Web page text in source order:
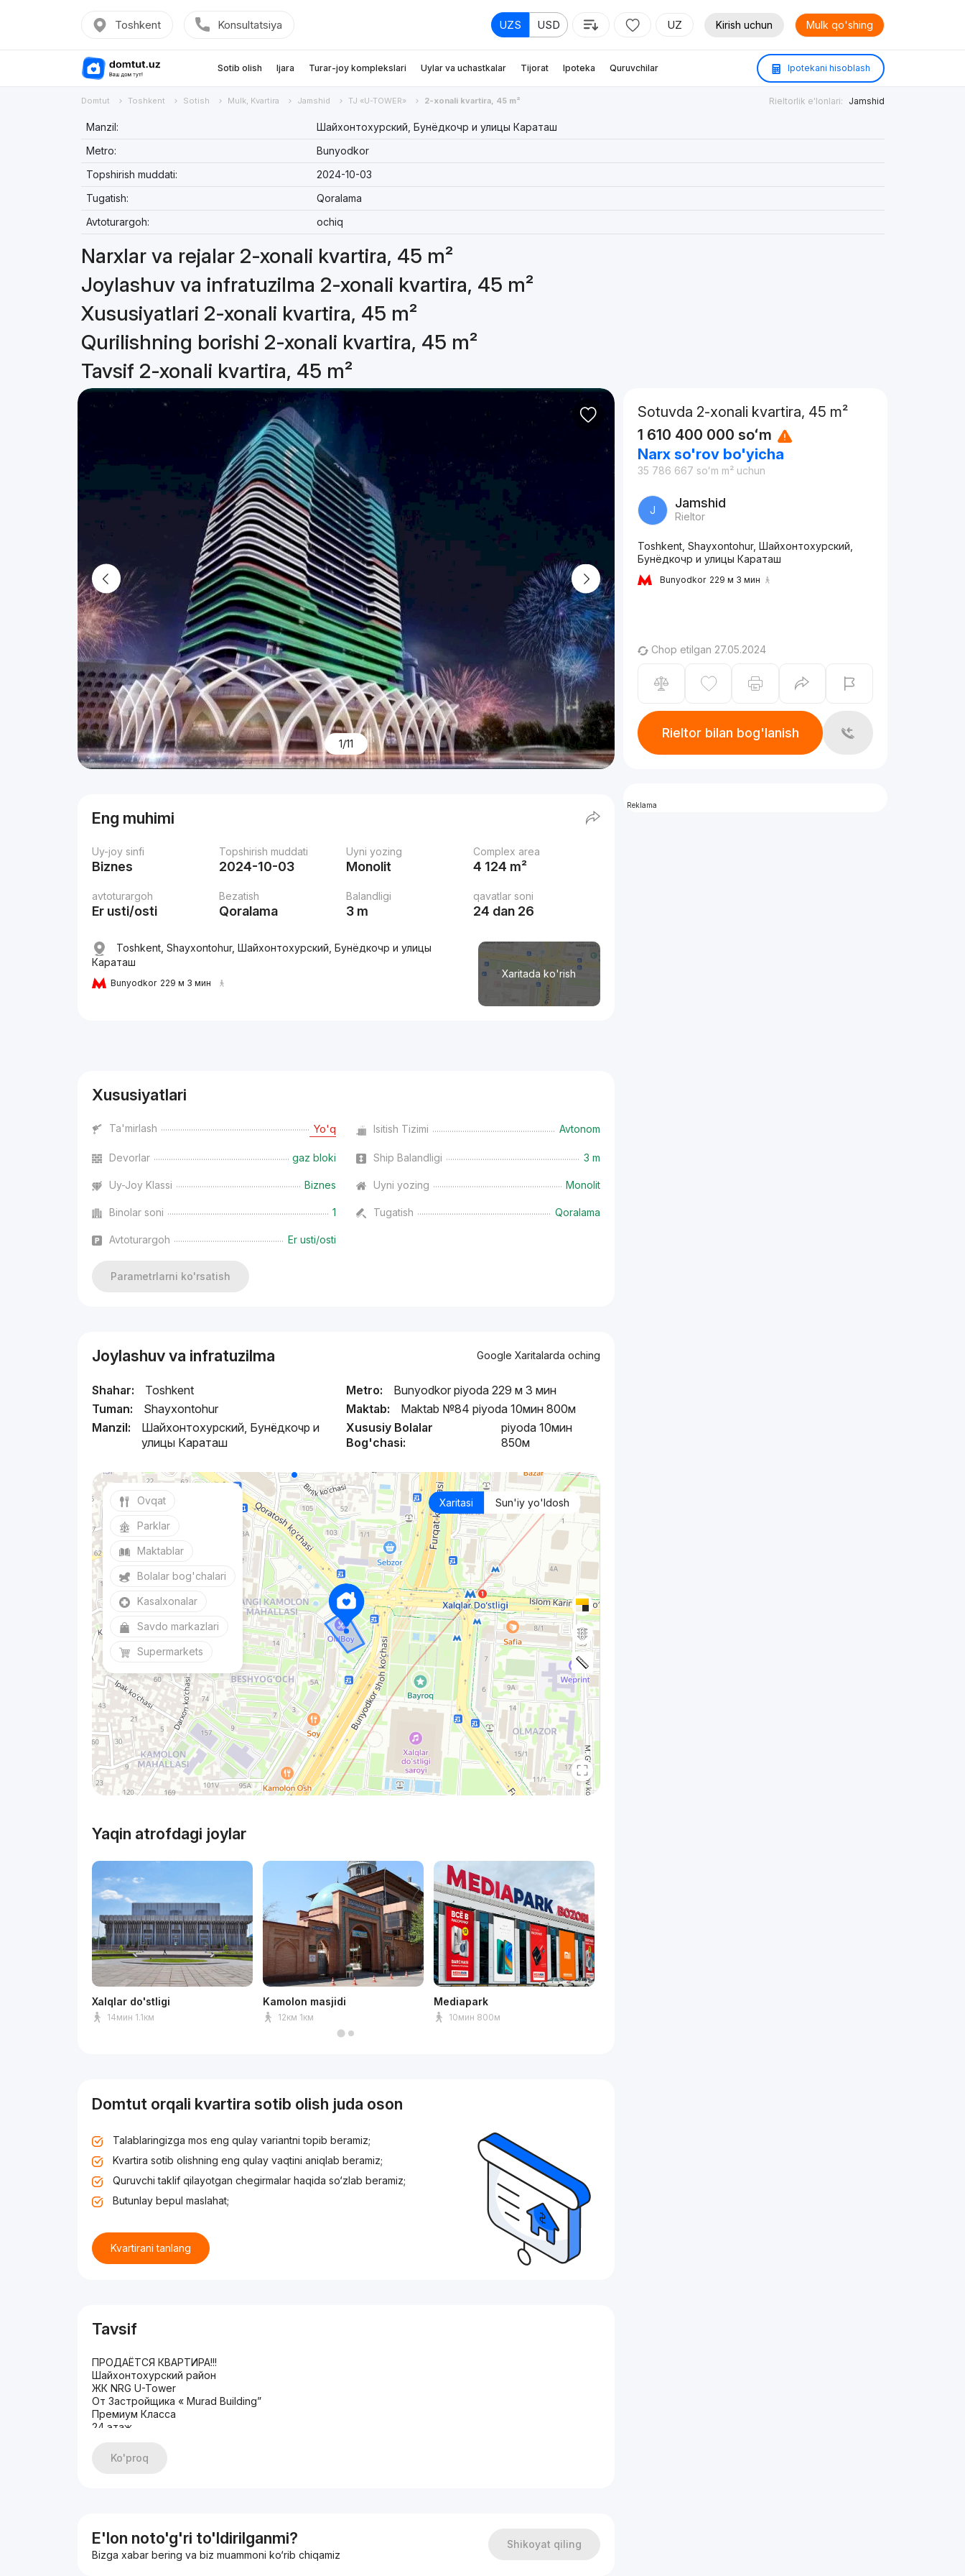
Toshkent Konsultatsiya UZS USD UZ Kirish uchun Mulk qo'shing
Sotib olish Ijara Turar-joy komplekslari Uylar va uchastkalar Tijorat Ipoteka Quruvchilar Ipotekani hisoblash
Domtut Toshkent Sotish Mulk, Kvartira Jamshid TJ «U-TOWER» 2-xonali kvartira, 45 m² Rieltorlik e'lonlari: Jamshid
Manzil:
Шайхонтохурский, Бунёдкочр и улицы Караташ
Metro:
Bunyodkor
Topshirish muddati:
2024-10-03
Tugatish:
Qoralama
Avtoturargoh:
ochiq
Narxlar va rejalar 2-xonali kvartira, 45 m²
Joylashuv va infratuzilma 2-xonali kvartira, 45 m²
Xususiyatlari 2-xonali kvartira, 45 m²
Qurilishning borishi 2-xonali kvartira, 45 m²
Tavsif 2-xonali kvartira, 45 m²
1/11
Eng muhimi
Uy-joy sinfi
Biznes
Topshirish muddati
2024-10-03
Uyni yozing
Monolit
Complex area
4 124 m²
avtoturargoh
Er usti/osti
Bezatish
Qoralama
Balandligi
3 m
qavatlar soni
24 dan 26
Xaritada ko'rish
Toshkent, Shayxontohur, Шайхонтохурский, Бунёдкочр и улицы
Караташ
Bunyodkor 229 м 3 мин
Xususiyatlari
Ta'mirlash Yo'q Isitish Tizimi Avtonom
Devorlar gaz bloki Ship Balandligi 3 m
Uy-Joy Klassi Biznes Uyni yozing Monolit
Binolar soni 1 Tugatish Qoralama
Avtoturargoh Er usti/osti
Parametrlarni ko'rsatish
Joylashuv va infratuzilma Google Xaritalarda oching
Shahar:
Toshkent
Tuman:
Shayxontohur
Manzil:
Шайхонтохурский, Бунёдкочр и
улицы Караташ
Metro:
Bunyodkor piyoda 229 м 3 мин
Maktab:
Maktab №84 piyoda 10мин 800м
Xususiy Bolalar
Bog'chasi:
piyoda 10мин
850м
Xaritasi Sun'iy yo'ldosh
Ovqat
Parklar
Maktablar
Bolalar bog'chalari
Kasalxonalar
Savdo markazlari
Supermarkets
Yaqin atrofdagi joylar
Xalqlar do'stligi
14мин 1.1км
Kamolon masjidi
12км 1км
Mediapark
10мин 800м
Domtut orqali kvartira sotib olish juda oson
Talablaringizga mos eng qulay variantni topib beramiz;
Kvartira sotib olishning eng qulay vaqtini aniqlab beramiz;
Quruvchi taklif qilayotgan chegirmalar haqida so‘zlab beramiz;
Butunlay bepul maslahat;
Kvartirani tanlang
Tavsif
ПРОДАЁТСЯ КВАРТИРА!!!
Шайхонтохурский район
ЖК NRG U-Tower
От Застройщика « Murad Building”
Премиум Класса
24 этаж
Общая площадь: 45 квадратов
Состояние: Коробка
Благодарим за понимание.
realestate_Jamshid
Ko'proq
E'lon noto'g'ri to'ldirilganmi?
Bizga xabar bering va biz muammoni ko‘rib chiqamiz
Shikoyat qiling
Sotuvda 2-xonali kvartira, 45 m²
1 610 400 000 soʻm
Narx so'rov bo'yicha
35 786 667 soʻm m² uchun
J Jamshid
Rieltor
Toshkent, Shayxontohur, Шайхонтохурский,
Бунёдкочр и улицы Караташ
Bunyodkor 229 м 3 мин
Chop etilgan 27.05.2024
Rieltor bilan bog'lanish
Reklama